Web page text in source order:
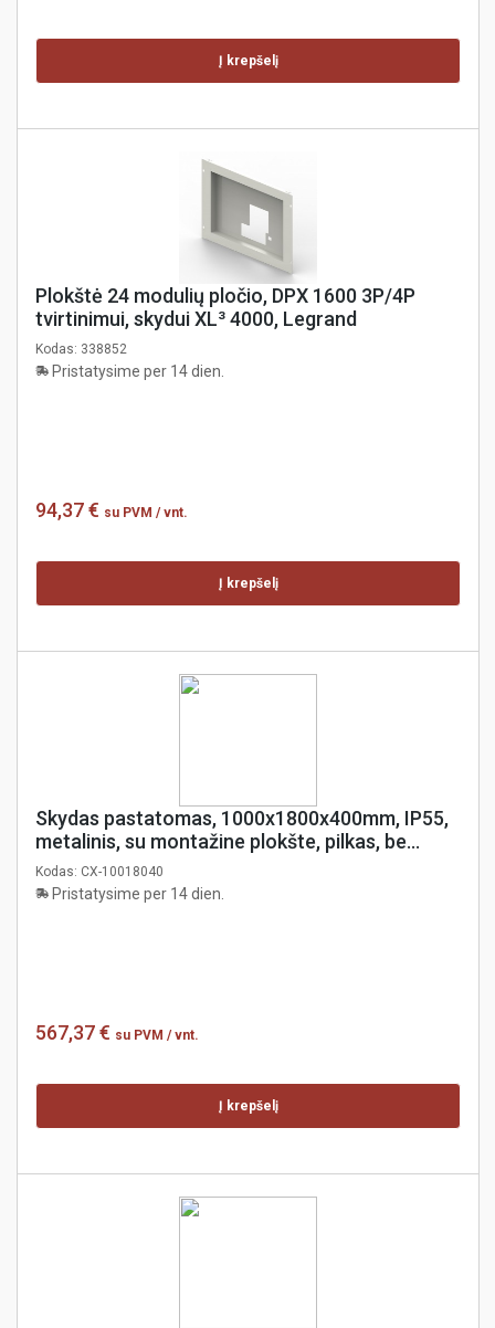
Į krepšelį
Plokštė 24 modulių pločio, DPX 1600 3P/4P
tvirtinimui, skydui XL³ 4000, Legrand
Kodas: 338852
Pristatysime per 14 dien.
94,37 € su PVM / vnt.
Į krepšelį
Skydas pastatomas, 1000x1800x400mm, IP55,
metalinis, su montažine plokšte, pilkas, be
šoninių dangčių, coreX
Kodas: CX-10018040
Pristatysime per 14 dien.
567,37 € su PVM / vnt.
Į krepšelį